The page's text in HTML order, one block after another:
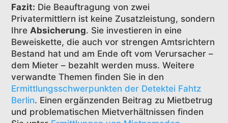
Fazit: Die Beauftragung von zwei
Privatermittlern ist keine Zusatzleistung, sondern
IhreAbsicherung. Sie investieren in eine
Beweiskette, die auch vor strengen Amtsrichtern
Bestand hat und am Ende oft vom Verursacher –
dem Mieter – bezahlt werden muss. Weitere
verwandte Themen finden Sie in den
Ermittlungsschwerpunkten der Detektei Fahtz
Berlin. Einen ergänzenden Beitrag zu Mietbetrug
und problematischen Mietverhältnissen finden